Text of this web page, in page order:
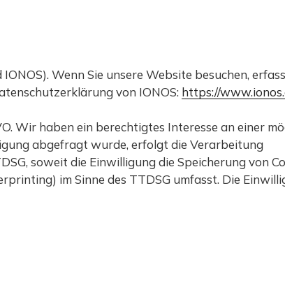
Wenn Sie unsere Website besuchen,
von IONOS: https://
Wir haben ein berechtigtes Interesse an einer
abgefragt wurde, erfolgt die Verarbeitung
soweit die Einwilligung die Speicherung von
im Sinne des TTDSG umfasst. Die